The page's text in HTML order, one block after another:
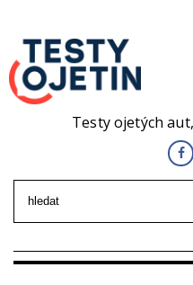
Testy ojetých